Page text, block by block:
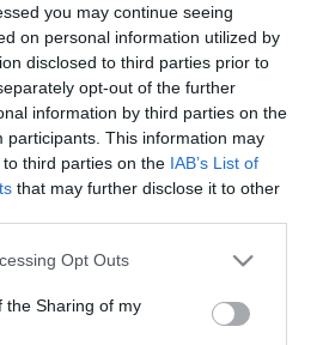
you may continue seeing
on personal information utilized by
disclosed to third parties prior to
opt-out of the further
information by third parties on the
participants. This information may
third parties on the IAB’s List of
that may further disclose it to other
app uses one or more Google
usage behaviour. You may click to
Google and its third-party tags to
Opt Outs
the Sharing of my
lehetőségek a Deurganck
figyelemmel kíséri a helyzetet, és
a dokk vizét és korlátozza a
- közölte a szóvivő.
nem ama.hunetwork nézeteit
- azok az olvasók személyes véleményét
jogainak és jó hírnevének tiszteletben